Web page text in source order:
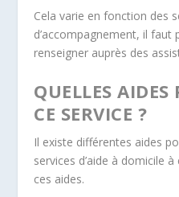
Cela varie en fonction des
d’accompagnement, il
renseigner auprès des
QUELLES
CE SERVICE ?
Il existe différentes aides
services d’aide à domicile
ces aides.